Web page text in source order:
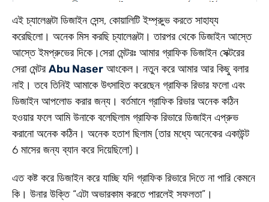
এই চ্যালেঞ্জটা ডিজাইন সেন্স, কোয়ালিটি ইম্প্রুুভ করতে সাহায্য
করেছিলো। অনেক মিস করছি চ্যালেঞ্জটা। তারপর থেকে ডিজাইন আস্তে
আস্তে ইমপ্রুভের দিকে।সেরা মেন্টরঃ আমার গ্রাফিক ডিজাইন সেক্টরের
সেরা মেন্টরAbu Naser আংকেল। নতুন করে আমার আর কিছু বলার
নাই। তবে তিনিই আমাকে উৎসাহিত করেছেন গ্রাফিক রিভার ফলো এবং
ডিজাইন আপলোড করার জন্য। বর্তমানে গ্রাফিক রিভার অনেক কঠিন
হওয়ার ফলে আমি উনাকে বলেছিলাম গ্রাফিক রিভারে ডিজাইন এপ্রুভ
করানো অনেক কঠিন। অনেক হতাশ ছিলাম (তার মধ্যে অনেকের একাউন্ট
6 মাসের জন্য ব্যান করে দিয়েছিলো)।
এত কষ্ট করে ডিজাইন করে যাচ্ছি যদি গ্রাফিক রিভারে দিতে না পারি কেমনে
কি। উনার উক্তি “এটা অভারকাম করতে পারলেই সফলতা”।